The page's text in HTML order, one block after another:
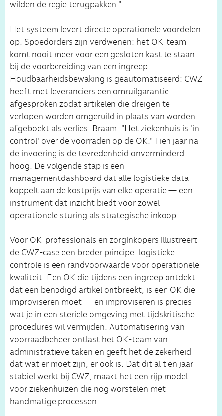
wilden de regie terugpakken."
Het systeem levert directe operationele voordelen
op. Spoedorders zijn verdwenen: het OK-team
komt nooit meer voor een gesloten kast te staan
bij de voorbereiding van een ingreep.
Houdbaarheidsbewaking is geautomatiseerd: CWZ
heeft met leveranciers een omruilgarantie
afgesproken zodat artikelen die dreigen te
verlopen worden omgeruild in plaats van worden
afgeboekt als verlies. Braam: "Het ziekenhuis is 'in
control' over de voorraden op de OK." Tien jaar na
de invoering is de tevredenheid onverminderd
hoog. De volgende stap is een
managementdashboard dat alle logistieke data
koppelt aan de kostprijs van elke operatie — een
instrument dat inzicht biedt voor zowel
operationele sturing als strategische inkoop.
Voor OK-professionals en zorginkopers illustreert
de CWZ-case een breder principe: logistieke
controle is een randvoorwaarde voor operationele
kwaliteit. Een OK die tijdens een ingreep ontdekt
dat een benodigd artikel ontbreekt, is een OK die
improviseren moet — en improviseren is precies
wat je in een steriele omgeving met tijdskritische
procedures wil vermijden. Automatisering van
voorraadbeheer ontlast het OK-team van
administratieve taken en geeft het de zekerheid
dat wat er moet zijn, er ook is. Dat dit al tien jaar
stabiel werkt bij CWZ, maakt het een rijp model
voor ziekenhuizen die nog worstelen met
handmatige processen.